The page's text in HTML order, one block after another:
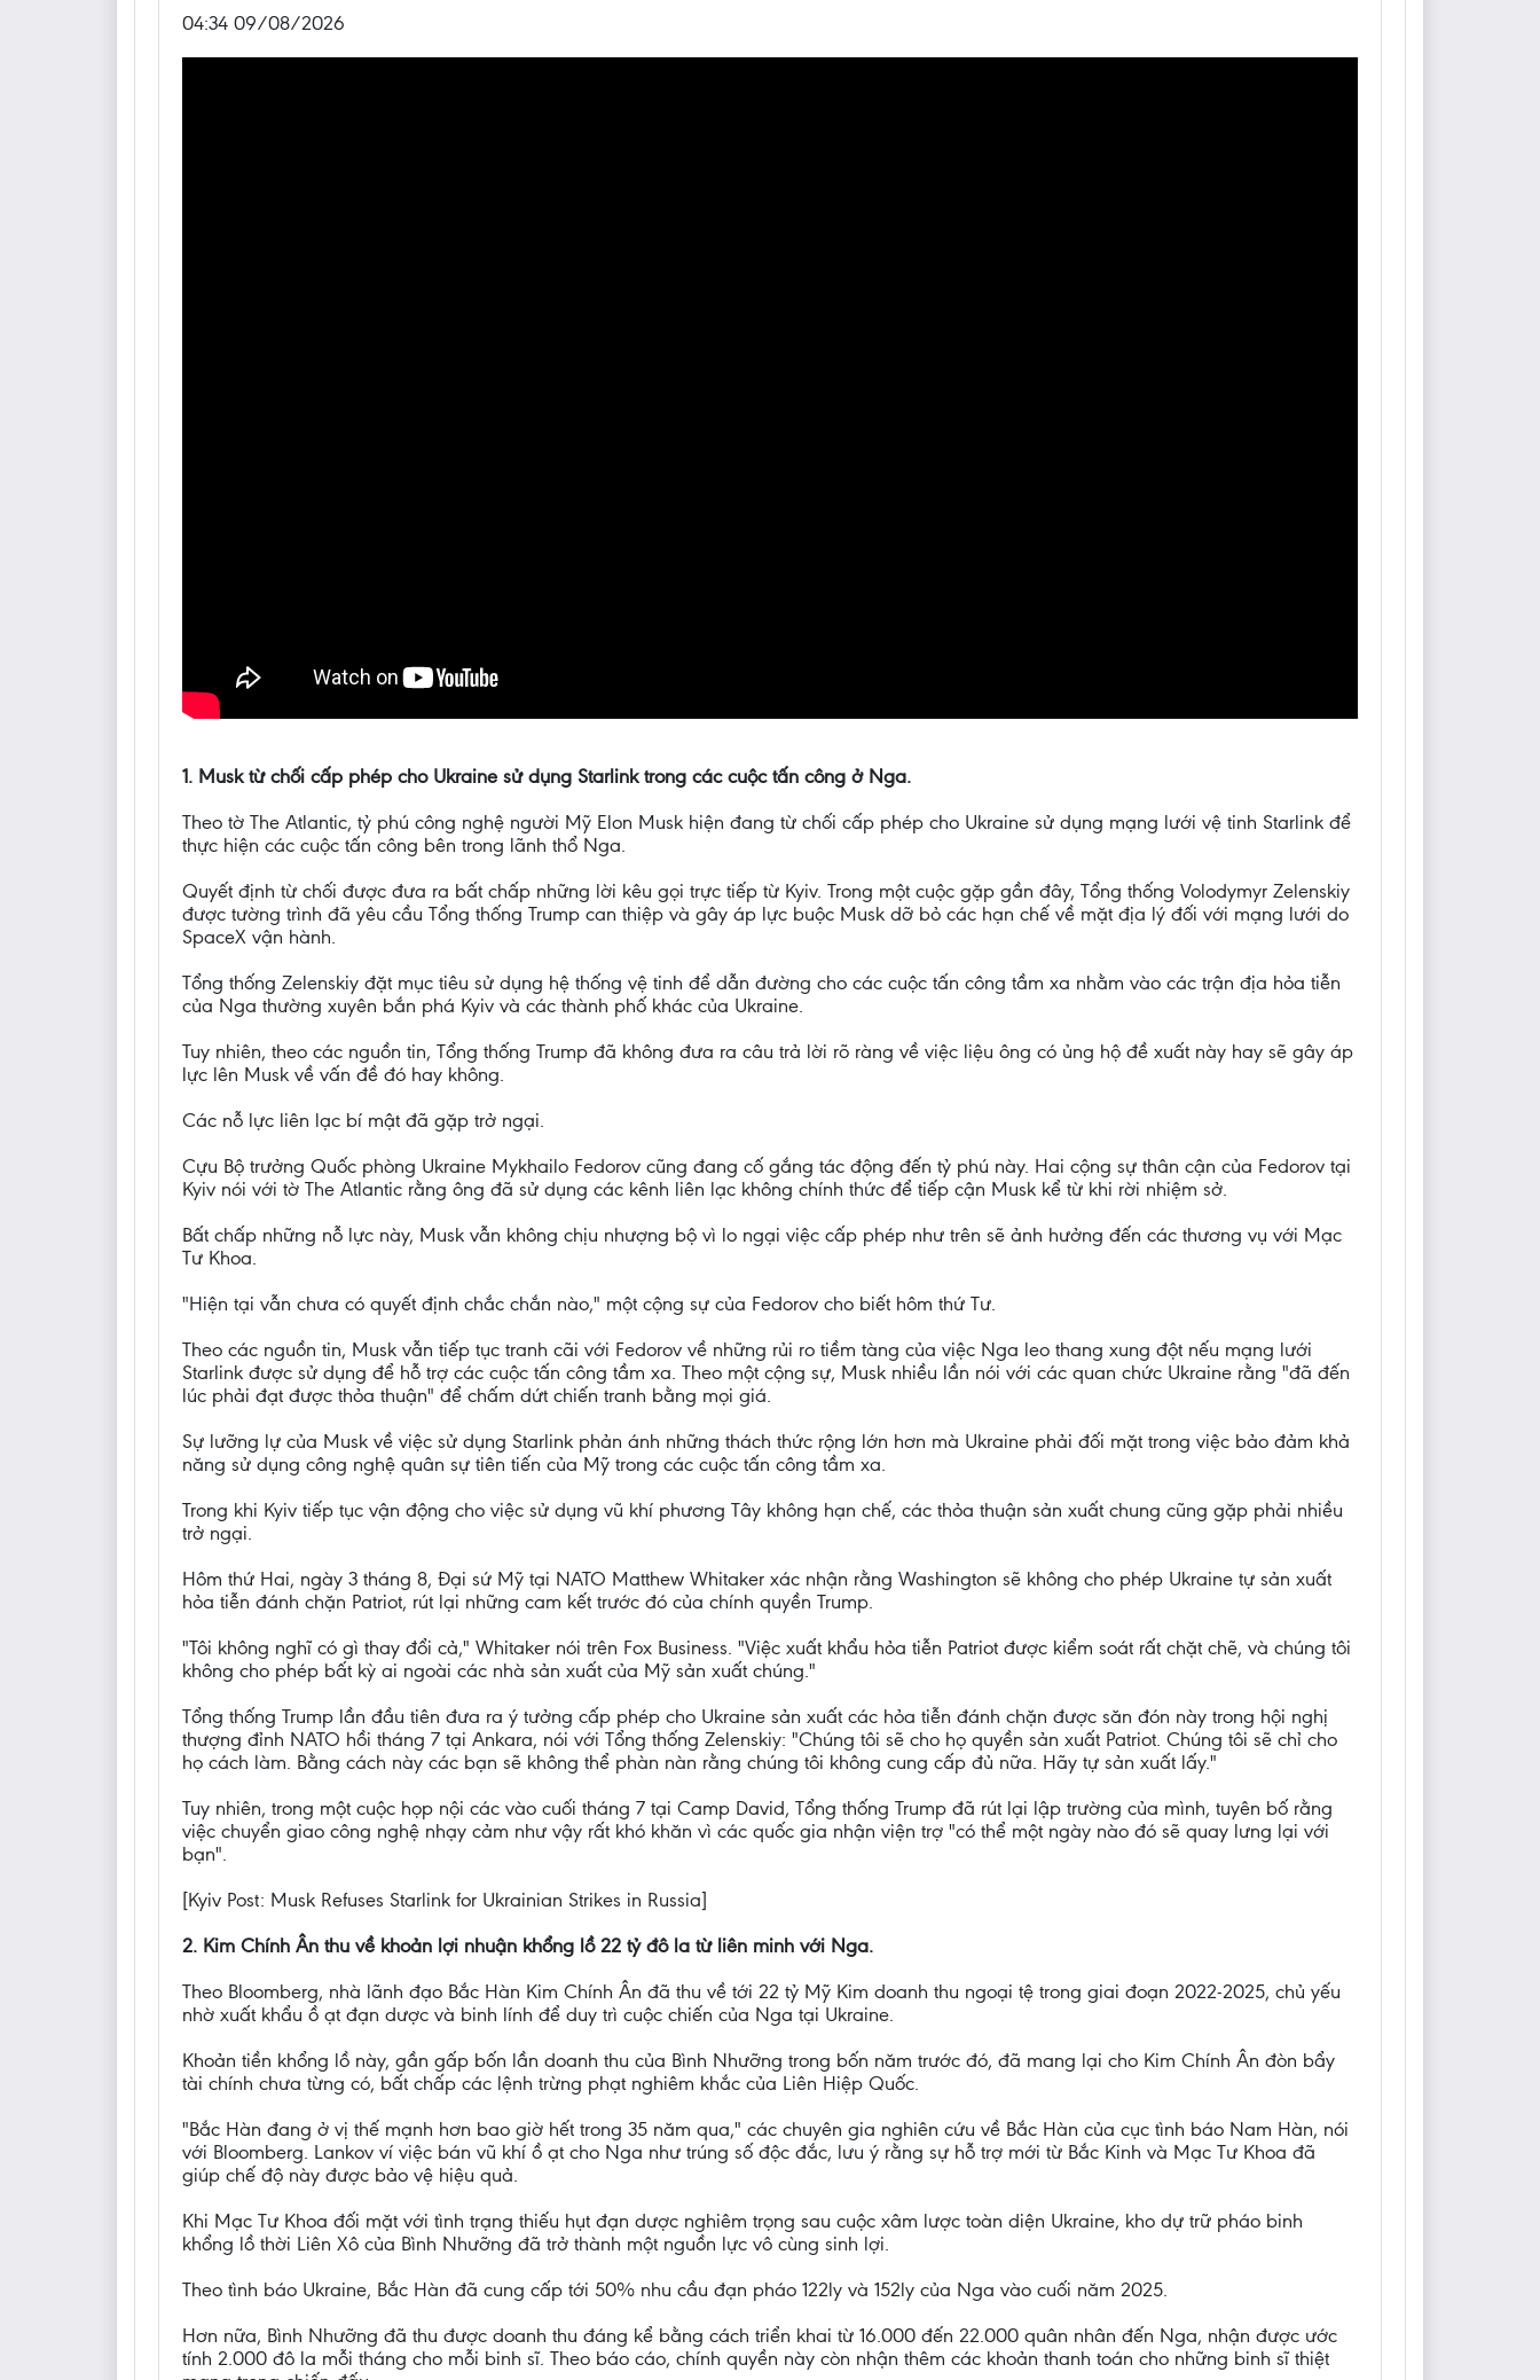
04:34 09/08/2026
1. Musk từ chối cấp phép cho Ukraine sử dụng Starlink trong các cuộc tấn công ở Nga.
Theo tờ The Atlantic, tỷ phú công nghệ người Mỹ Elon Musk hiện đang từ chối cấp phép cho Ukraine sử dụng mạng lưới vệ tinh Starlink để
thực hiện các cuộc tấn công bên trong lãnh thổ Nga.
Quyết định từ chối được đưa ra bất chấp những lời kêu gọi trực tiếp từ Kyiv. Trong một cuộc gặp gần đây, Tổng thống Volodymyr Zelenskiy
được tường trình đã yêu cầu Tổng thống Trump can thiệp và gây áp lực buộc Musk dỡ bỏ các hạn chế về mặt địa lý đối với mạng lưới do
SpaceX vận hành.
Tổng thống Zelenskiy đặt mục tiêu sử dụng hệ thống vệ tinh để dẫn đường cho các cuộc tấn công tầm xa nhằm vào các trận địa hỏa tiễn
của Nga thường xuyên bắn phá Kyiv và các thành phố khác của Ukraine.
Tuy nhiên, theo các nguồn tin, Tổng thống Trump đã không đưa ra câu trả lời rõ ràng về việc liệu ông có ủng hộ đề xuất này hay sẽ gây áp
lực lên Musk về vấn đề đó hay không.
Các nỗ lực liên lạc bí mật đã gặp trở ngại.
Cựu Bộ trưởng Quốc phòng Ukraine Mykhailo Fedorov cũng đang cố gắng tác động đến tỷ phú này. Hai cộng sự thân cận của Fedorov tại
Kyiv nói với tờ The Atlantic rằng ông đã sử dụng các kênh liên lạc không chính thức để tiếp cận Musk kể từ khi rời nhiệm sở.
Bất chấp những nỗ lực này, Musk vẫn không chịu nhượng bộ vì lo ngại việc cấp phép như trên sẽ ảnh hưởng đến các thương vụ với Mạc
Tư Khoa.
"Hiện tại vẫn chưa có quyết định chắc chắn nào," một cộng sự của Fedorov cho biết hôm thứ Tư.
Theo các nguồn tin, Musk vẫn tiếp tục tranh cãi với Fedorov về những rủi ro tiềm tàng của việc Nga leo thang xung đột nếu mạng lưới
Starlink được sử dụng để hỗ trợ các cuộc tấn công tầm xa. Theo một cộng sự, Musk nhiều lần nói với các quan chức Ukraine rằng "đã đến
lúc phải đạt được thỏa thuận" để chấm dứt chiến tranh bằng mọi giá.
Sự lưỡng lự của Musk về việc sử dụng Starlink phản ánh những thách thức rộng lớn hơn mà Ukraine phải đối mặt trong việc bảo đảm khả
năng sử dụng công nghệ quân sự tiên tiến của Mỹ trong các cuộc tấn công tầm xa.
Trong khi Kyiv tiếp tục vận động cho việc sử dụng vũ khí phương Tây không hạn chế, các thỏa thuận sản xuất chung cũng gặp phải nhiều
trở ngại.
Hôm thứ Hai, ngày 3 tháng 8, Đại sứ Mỹ tại NATO Matthew Whitaker xác nhận rằng Washington sẽ không cho phép Ukraine tự sản xuất
hỏa tiễn đánh chặn Patriot, rút lại những cam kết trước đó của chính quyền Trump.
"Tôi không nghĩ có gì thay đổi cả," Whitaker nói trên Fox Business. "Việc xuất khẩu hỏa tiễn Patriot được kiểm soát rất chặt chẽ, và chúng tôi
không cho phép bất kỳ ai ngoài các nhà sản xuất của Mỹ sản xuất chúng."
Tổng thống Trump lần đầu tiên đưa ra ý tưởng cấp phép cho Ukraine sản xuất các hỏa tiễn đánh chặn được săn đón này trong hội nghị
thượng đỉnh NATO hồi tháng 7 tại Ankara, nói với Tổng thống Zelenskiy: "Chúng tôi sẽ cho họ quyền sản xuất Patriot. Chúng tôi sẽ chỉ cho
họ cách làm. Bằng cách này các bạn sẽ không thể phàn nàn rằng chúng tôi không cung cấp đủ nữa. Hãy tự sản xuất lấy."
Tuy nhiên, trong một cuộc họp nội các vào cuối tháng 7 tại Camp David, Tổng thống Trump đã rút lại lập trường của mình, tuyên bố rằng
việc chuyển giao công nghệ nhạy cảm như vậy rất khó khăn vì các quốc gia nhận viện trợ "có thể một ngày nào đó sẽ quay lưng lại với
bạn".
[Kyiv Post: Musk Refuses Starlink for Ukrainian Strikes in Russia]
2. Kim Chính Ân thu về khoản lợi nhuận khổng lồ 22 tỷ đô la từ liên minh với Nga.
Theo Bloomberg, nhà lãnh đạo Bắc Hàn Kim Chính Ân đã thu về tới 22 tỷ Mỹ Kim doanh thu ngoại tệ trong giai đoạn 2022-2025, chủ yếu
nhờ xuất khẩu ồ ạt đạn dược và binh lính để duy trì cuộc chiến của Nga tại Ukraine.
Khoản tiền khổng lồ này, gần gấp bốn lần doanh thu của Bình Nhưỡng trong bốn năm trước đó, đã mang lại cho Kim Chính Ân đòn bẩy
tài chính chưa từng có, bất chấp các lệnh trừng phạt nghiêm khắc của Liên Hiệp Quốc.
"Bắc Hàn đang ở vị thế mạnh hơn bao giờ hết trong 35 năm qua," các chuyên gia nghiên cứu về Bắc Hàn của cục tình báo Nam Hàn, nói
với Bloomberg. Lankov ví việc bán vũ khí ồ ạt cho Nga như trúng số độc đắc, lưu ý rằng sự hỗ trợ mới từ Bắc Kinh và Mạc Tư Khoa đã
giúp chế độ này được bảo vệ hiệu quả.
Khi Mạc Tư Khoa đối mặt với tình trạng thiếu hụt đạn dược nghiêm trọng sau cuộc xâm lược toàn diện Ukraine, kho dự trữ pháo binh
khổng lồ thời Liên Xô của Bình Nhưỡng đã trở thành một nguồn lực vô cùng sinh lợi.
Theo tình báo Ukraine, Bắc Hàn đã cung cấp tới 50% nhu cầu đạn pháo 122ly và 152ly của Nga vào cuối năm 2025.
Hơn nữa, Bình Nhưỡng đã thu được doanh thu đáng kể bằng cách triển khai từ 16.000 đến 22.000 quân nhân đến Nga, nhận được ước
tính 2.000 đô la mỗi tháng cho mỗi binh sĩ. Theo báo cáo, chính quyền này còn nhận thêm các khoản thanh toán cho những binh sĩ thiệt